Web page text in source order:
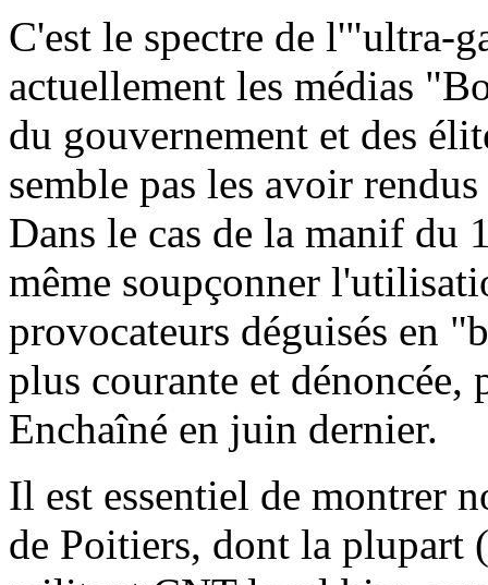
C'est le spectre de l'"ultra-
actuellement les médias
du gouvernement et des
semble pas les avoir
Dans le cas de la manif du
même soupçonner
provocateurs déguisés en
plus courante et dénoncée,
Enchaîné en juin dernier.
Il est essentiel de montrer
de Poitiers, dont la plupart